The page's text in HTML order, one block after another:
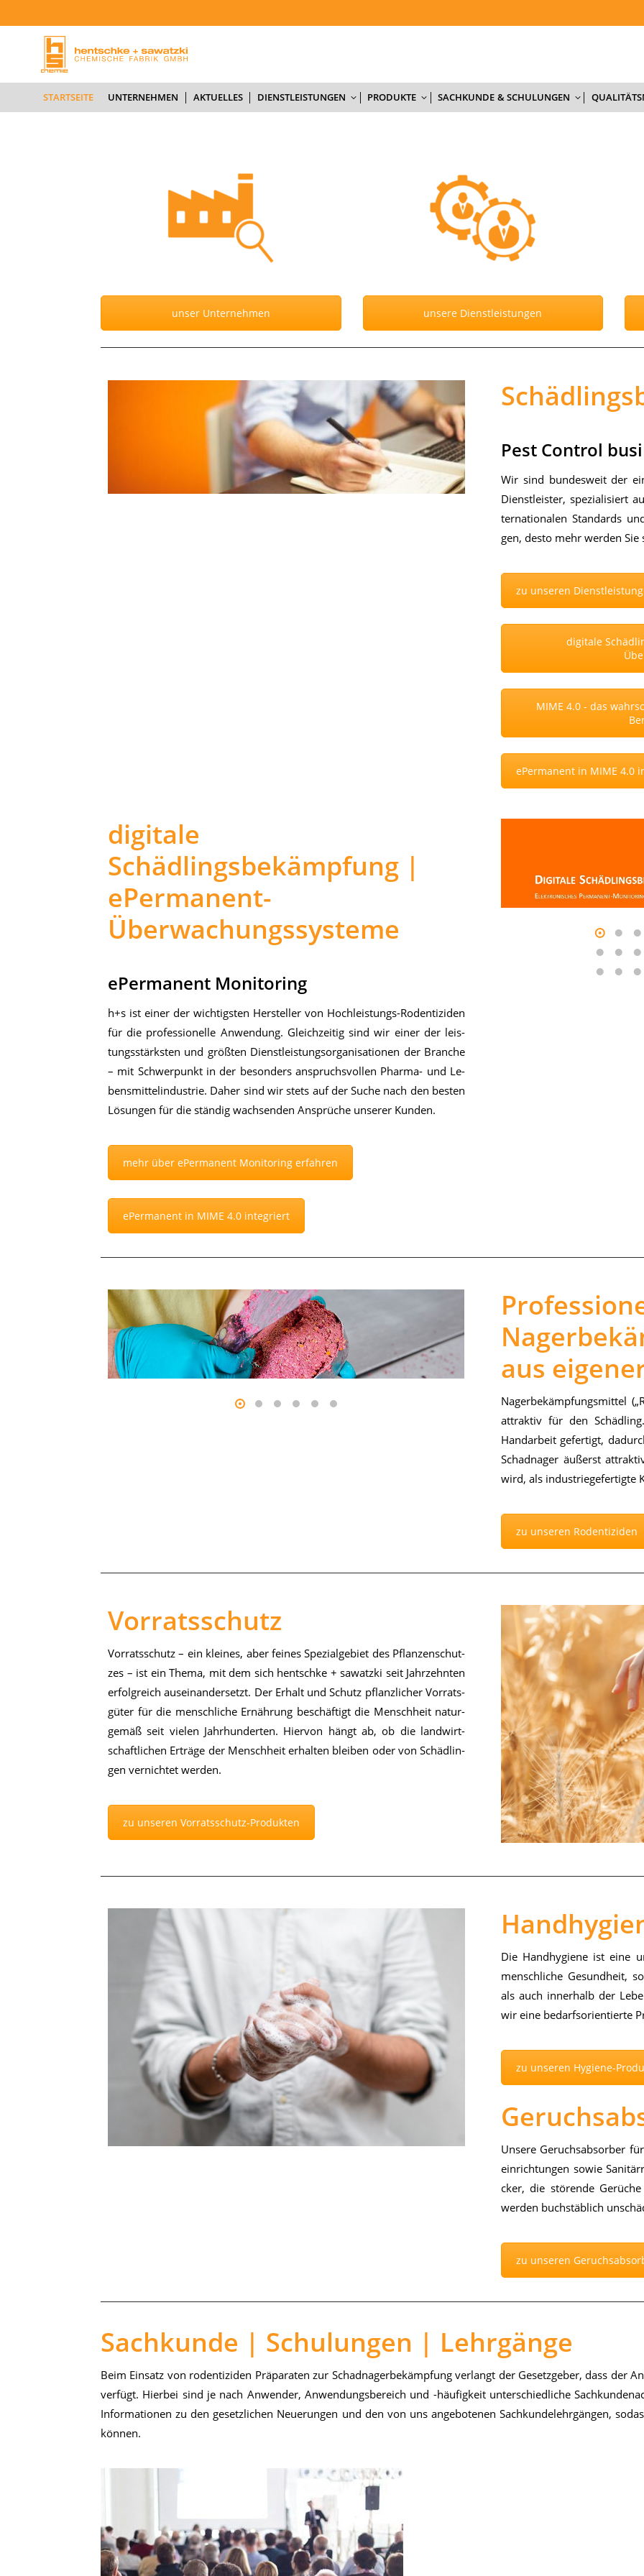
STARTSEITE UNTERNEHMEN AKTUELLES DIENSTLEISTUNGEN PRODUKTE SACHKUNDE & SCHULUNGEN
unser Unternehmen unsere Dienstleistungen
Pest Control
Wir sind bun­des­weit der
Dienst­leis­ter, spe­zia­li­siert
ter­na­tio­na­len Stan­dards
gen, des­to mehr wer­den
zu unseren
digitale
MIME 4.0 - das
ePermanent in MIME 4.0
digitale
Schädlingsbekämpfung |
ePermanent-
Überwachungssysteme
ePermanent Monitoring
h+s ist ei­ner der wich­tigs­ten Her­stel­ler von Hoch­leis­tungs-Ro­den­ti­zi­den
für die pro­fes­sio­nel­le An­wen­dung. Gleich­zei­tig sind wir ei­ner der leis­
tungs­stärks­ten und größ­ten Dienst­leis­tungs­or­ga­ni­sa­tio­nen der Bran­che
– mit Schwer­punkt in der be­son­ders an­spruchs­vol­len Phar­ma- und Le­
bens­mit­tel­in­dus­trie. Da­her sind wir stets auf der Su­che nach den bes­ten
Lö­sun­gen für die stän­dig wach­sen­den An­sprü­che un­se­rer Kun­den.
mehr über ePermanent Monitoring erfahren
ePermanent in MIME 4.0 integriert
aus
Na­ger­be­kämp­fungs­mit­tel
at­trak­tiv für den
Hand­ar­beit ge­fer­tigt,
Schad­na­ger äu­ßerst
wird, als in­dus­trie­ge­fer­tig­te
zu unseren Rodentiziden
Vorratsschutz
Vor­rats­schutz – ein klei­nes, aber fei­nes Spe­zi­al­ge­biet des Pflan­zen­schut­
zes – ist ein The­ma, mit dem sich hentsch­ke + sa­watz­ki seit Jahr­zehn­ten
er­folg­reich aus­ein­an­der­setzt. Der Er­halt und Schutz pflanz­li­cher Vor­rats­
gü­ter für die mensch­li­che Er­näh­rung be­schäf­tigt die Mensch­heit na­tur­
ge­mäß seit vie­len Jahr­hun­der­ten. Hier­von hängt ab, ob die land­wirt­
schaft­li­chen Er­trä­ge der Mensch­heit er­hal­ten blei­ben oder von Schäd­lin­
gen ver­nich­tet wer­den.
zu unseren Vorratsschutz-Produkten
Die Hand­hy­gie­ne ist eine
mensch­li­che Ge­sund­heit,
als auch in­ner­halb der
wir eine be­darfs­ori­en­tier­te
zu unseren Hygiene-
Un­se­re Ge­ruchs­ab­sor­ber
ein­rich­tun­gen so­wie
cker, die stö­ren­de
wer­den buch­stäb­lich
zu unseren
Sachkunde | Schulungen | Lehrgänge
Beim Ein­satz von ro­den­ti­zi­den Prä­pa­ra­ten zur Schad­na­ger­be­kämp­fung ver­langt der Ge­setz­ge­ber, dass der
ver­fügt. Hier­bei sind je nach An­wen­der, An­wen­dungs­be­reich und -häu­fig­keit un­ter­schied­li­che
In­for­ma­tio­nen zu den ge­setz­li­chen Neue­run­gen und den von uns an­ge­bo­te­nen Sach­kun­de­lehr­gän­gen,
kön­nen.